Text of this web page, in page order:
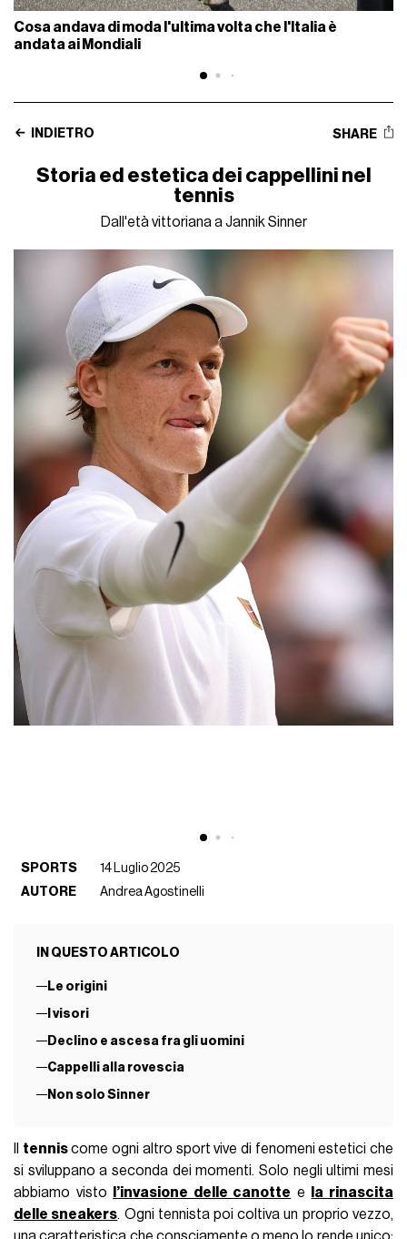
Cosa andava di moda l'ultima volta che l'Italia è
andata ai Mondiali
INDIETRO SHARE
Storia ed estetica dei cappellini nel
tennis
Dall'età vittoriana a Jannik Sinner
SPORTS
14 Luglio 2025
AUTORE
Andrea Agostinelli
IN QUESTO ARTICOLO
Le origini
I visori
Declino e ascesa fra gli uomini
Cappelli alla rovescia
Non solo Sinner
tenniscome ogni altro sport vive di fenomeni estetici che
si sviluppano a seconda dei momenti. Solo negli ultimi mesi
abbiamo visto
l’invasione delle canotte e
la rinascita
delle sneakers. Ogni tennista poi coltiva un proprio vezzo,